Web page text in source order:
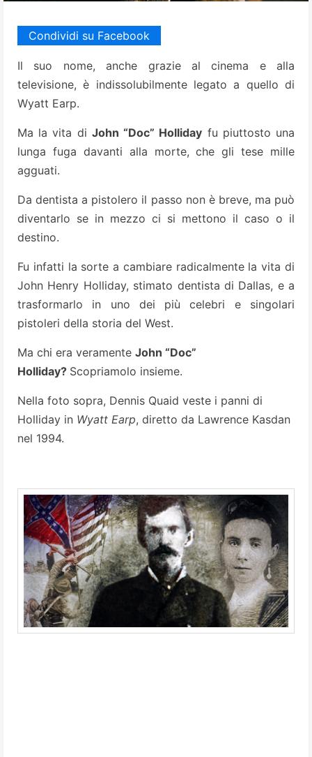
Condividi su Facebook
Il suo nome, anche grazie al cinema e alla
televisione, è indissolubilmente legato a quello di
Wyatt Earp.
Ma la vita di John “Doc” Holliday fu piuttosto una
lunga fuga davanti alla morte, che gli tese mille
agguati.
Da dentista a pistolero il passo non è breve, ma può
diventarlo se in mezzo ci si mettono il caso o il
destino.
Fu infatti la sorte a cambiare radicalmente la vita di
John Henry Holliday, stimato dentista di Dallas, e a
trasformarlo in uno dei più celebri e singolari
pistoleri della storia del West.
Ma chi era veramente John “Doc”
Holliday? Scopriamolo insieme.
Nella foto sopra, Dennis Quaid veste i panni di
Holliday in Wyatt Earp, diretto da Lawrence Kasdan
nel 1994.